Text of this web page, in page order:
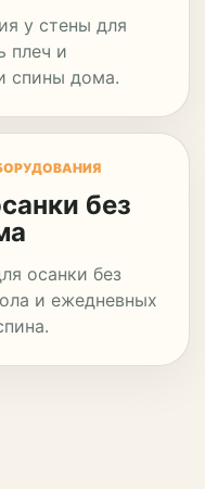
у стены для
плеч и
спины дома.
без
осанки без
и ежедневных